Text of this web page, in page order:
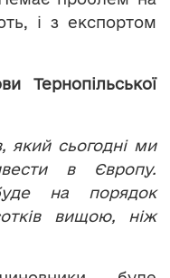
і з експортом
Тернопільської
який сьогодні ми
в Європу.
на порядок
вищою, ніж